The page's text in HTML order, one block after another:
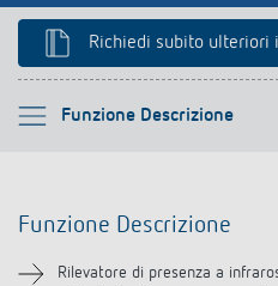
Richiedi subito ulteriori
Funzione Descrizione
Si prega di selezionare
Funzione Descrizione
Rilevatore di presenza a